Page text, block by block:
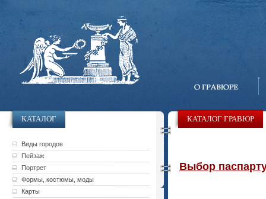
КАТАЛОГ
Виды городов
Пейзаж
Портрет
Формы, костюмы, моды
Карты
КАТАЛОГ ГРАВЮР
Выбор